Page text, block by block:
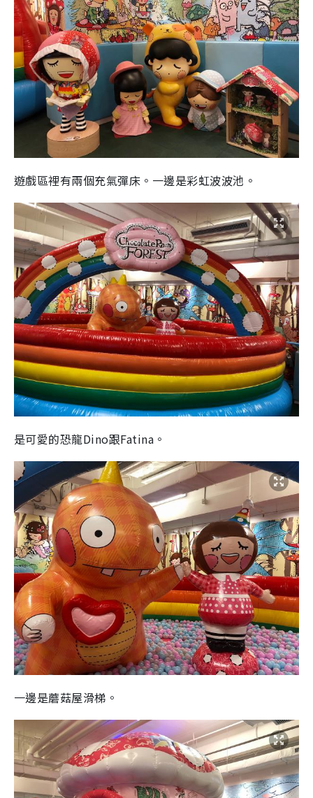
遊戲區裡有兩個充氣彈床。一邊是彩虹波波池。
是可愛的恐龍Dino跟Fatina。
一邊是蘑菇屋滑梯。